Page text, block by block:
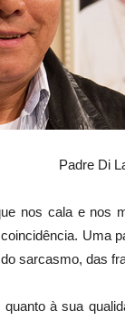
Padre Di
nos cala e nos
Uma
sarcasmo, das
à sua